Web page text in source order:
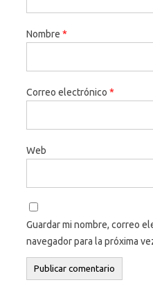
Nombre *
Correo electrónico *
Web
Guardar mi nombre, correo
navegador para la próxima